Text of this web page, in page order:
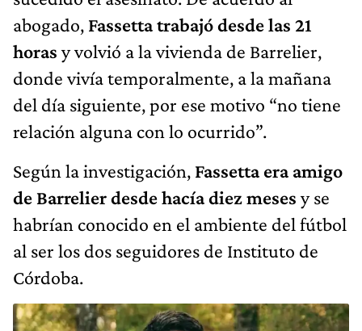
abogado, Fassetta trabajó desde las 21
horas y volvió a la vivienda de Barrelier,
donde vivía temporalmente, a la mañana
del día siguiente, por ese motivo “no tiene
relación alguna con lo ocurrido”.
Según la investigación, Fassetta era amigo
de Barrelier desde hacía diez meses y se
habrían conocido en el ambiente del fútbol
al ser los dos seguidores de Instituto de
Córdoba.